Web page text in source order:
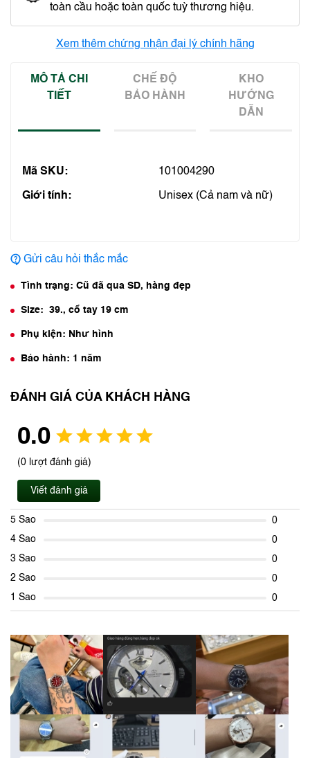
toàn cầu hoặc toàn quốc tuỳ thương hiệu.
Xem thêm chứng nhận đại lý chính hãng
MÔ TẢ CHI
TIẾT
CHẾ ĐỘ
BẢO HÀNH
KHO
HƯỚNG
DẪN
Mã SKU: 101004290
Giới tính: Unisex (Cả nam và nữ)
Gửi câu hỏi thắc mắc
Tình trạng: Cũ đã qua SD, hàng đẹp
Size: 39., cổ tay 19 cm
Phụ kiện: Như hình
Bảo hành: 1 năm
ĐÁNH GIÁ CỦA KHÁCH HÀNG
0.0
(0 lượt đánh giá)
Viết đánh giá
5 Sao
0
4 Sao
0
3 Sao
0
2 Sao
0
1 Sao
0